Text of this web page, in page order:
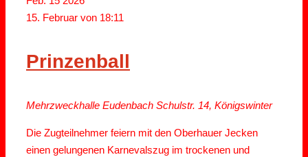
15. Februar von 18:11
Prinzenball
Mehrzweckhalle Eudenbach Schulstr. 14, Königswinter
Die Zugteilnehmer feiern mit den Oberhauer Jecken
einen gelungenen Karnevalszug im trockenen und